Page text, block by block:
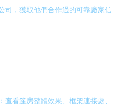
司，獲取他們合作過的可靠廠家信
：查看篷房整體效果、框架連接處、